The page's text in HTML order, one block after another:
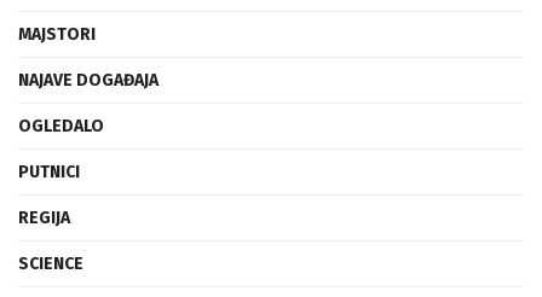
MAJSTORI
NAJAVE DOGAĐAJA
OGLEDALO
PUTNICI
REGIJA
SCIENCE